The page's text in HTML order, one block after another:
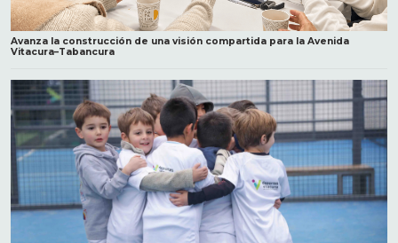
Avanza la construcción de una visión compartida para la Avenida
Vitacura–Tabancura